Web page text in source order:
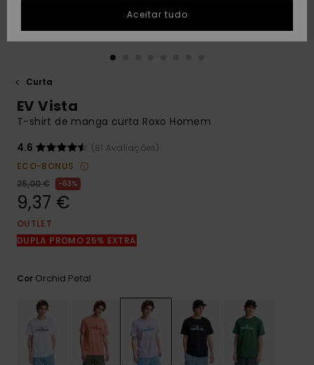
conversa para
obteres a
resposta mais
respostas
para as
contacto.
PRESENTE
DESEJO
Curta
EV Vista
T-shirt de manga curta Roxo Homem
4.6
(81 Avaliações)
ECO-BONUS
25,00 €
63%
9,37 €
OUTLET
DUPLA PROMO 25% EXTRA
Cor Orchid Petal
Aceitar tudo